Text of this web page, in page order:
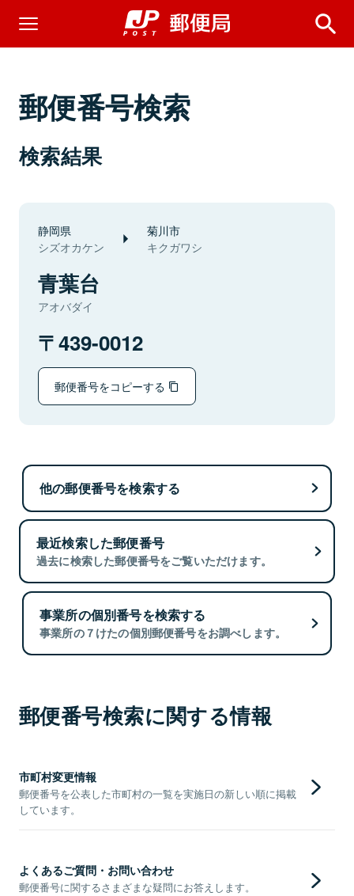
郵便番号検索
検索結果
静岡県
シズオカケン
菊川市
キクガワシ
青葉台
アオバダイ
439-0012
郵便番号をコピーする
他の郵便番号を検索する
最近検索した郵便番号
過去に検索した郵便番号をご覧いただけます。
事業所の個別番号を検索する
事業所の７けたの個別郵便番号をお調べします。
郵便番号検索に関する情報
市町村変更情報
郵便番号を公表した市町村の一覧を実施日の新しい順に掲載
しています。
よくあるご質問・お問い合わせ
郵便番号に関するさまざまな疑問にお答えします。